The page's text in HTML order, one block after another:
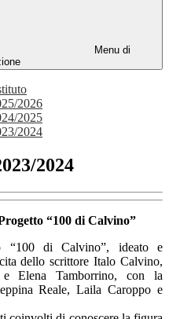
Menu di
2026
2025
2024
2024
“100 di Calvino”
“100 di Calvino”, ideato e
dello scrittore Italo Calvino,
Elena Tamborrino, con la
Reale, Laila Caroppo e